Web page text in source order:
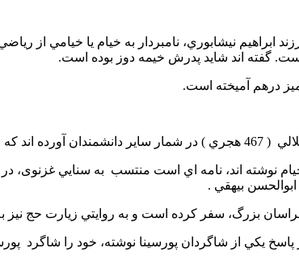
ابراهيم نيشابوري، نامبردار به خيام يا
گفته اند شاید پدرش خيمه دوز بوده است.
درهم آميخته است.
از اشكال نيست .
نوشته اند، نامه اي است منتسب به سنايي
بيهقي .
بزرگ، سفر كرده است و به روايتي زيارت حج نيز
يكي از شاگردان پورسينا نوشته، خود را شاگرد